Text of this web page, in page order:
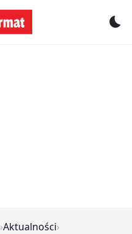
›Aktualności›